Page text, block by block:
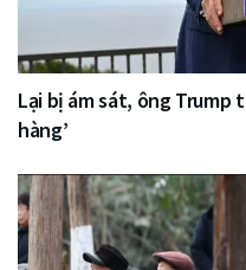
Lại bị ám sát, ông Trump
hàng’